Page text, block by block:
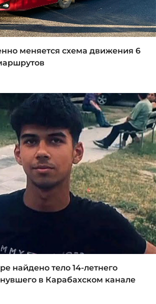
меняется схема движения 6
найдено тело 14-летнего
в Карабахском канале